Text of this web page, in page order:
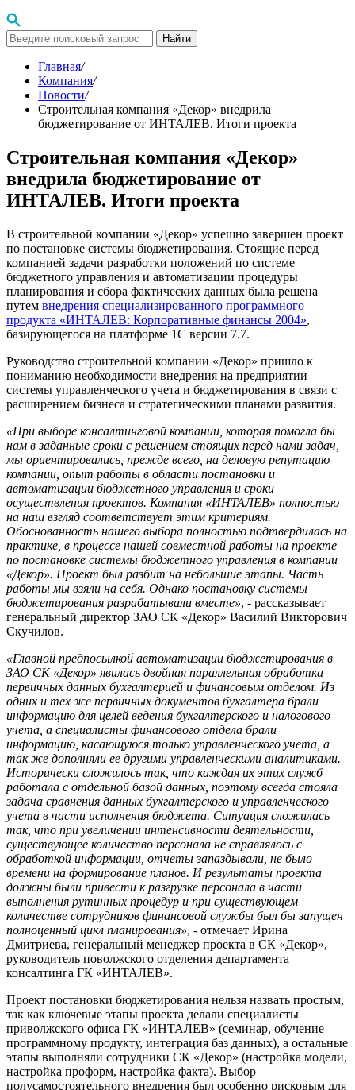
Найти
Главная/
Компания/
Новости/
Строительная компания «Декор» внедрила
бюджетирование от ИНТАЛЕВ. Итоги проекта
Строительная компания «Декор»
внедрила бюджетирование от
ИНТАЛЕВ. Итоги проекта
В строительной компании «Декор» успешно завершен проект
по постановке системы бюджетирования. Стоящие перед
компанией задачи разработки положений по системе
бюджетного управления и автоматизации процедуры
планирования и сбора фактических данных была решена
путем внедрения специализированного программного
продукта «ИНТАЛЕВ: Корпоративные финансы 2004»,
базирующегося на платформе 1С версии 7.7.
Руководство строительной компании «Декор» пришло к
пониманию необходимости вне­дрения на предприятии
системы управленческого учета и бюджетирования в связи с
расширением бизнеса и стратегическими планами развития.
«При выборе консалтинговой компании, которая помогла бы
нам в заданные сроки с решением стоящих перед нами задач,
мы ориентировались, прежде всего, на деловую репутацию
компании, опыт работы в области постановки и
автоматизации бюджетного управления и сроки
осуществления проектов. Компания «ИНТАЛЕВ» полностью
на наш взгляд соответствует этим критериям.
Обоснованность нашего выбора полностью подтвердилась на
практике, в процессе нашей совместной работы на проекте
по постановке системы бюджетного управления в компании
«Декор». Проект был разбит на небольшие этапы. Часть
работы мы взяли на себя. Однако постановку системы
бюджетирования разрабатывали вместе», - рассказывает
генеральный директор ЗАО СК «Декор» Василий Викторович
Скучилов.
«Главной предпосылкой автоматизации бюджетирования в
ЗАО СК «Декор» явилась двойная параллельная обработка
первичных данных бухгалтерией и финансовым отделом. Из
одних и тех же первичных документов бухгалтера брали
информацию для целей ведения бухгалтерского и налогового
учета, а специалисты финансового отдела брали
информацию, касающуюся только управленческого учета, а
так же дополняли ее другими управленческими аналитиками.
Исторически сложилось так, что каждая их этих служб
работала с отдельной базой данных, поэтому всегда стояла
задача сравнения данных бухгалтерского и управленческого
учета в части исполнения бюджета. Ситуация сложилась
так, что при увеличении интенсивности деятельности,
существующее количество персонала не справлялось с
обработкой информации, отчеты запаздывали, не было
времени на формирование планов. И результаты проекта
должны были привести к разгрузке персонала в части
выполнения рутинных процедур и при существующем
количестве сотрудников финансовой службы был бы запущен
полноценный цикл планирования», - отмечает Ирина
Дмитриева, генеральный менеджер проекта в СК «Декор»,
руководитель поволжского отделения департамента
консалтинга ГК «ИНТАЛЕВ».
Проект постановки бюджетирования нельзя назвать простым,
так как ключевые этапы проекта делали специалисты
приволжского офиса ГК «ИНТАЛЕВ» (семинар, обучение
программному продукту, интеграция баз данных), а остальные
этапы выполняли сотрудники СК «Декор» (настройка модели,
настройка проформ, настройка факта). Выбор
полусамостоятельного внедрения был особенно рисковым для